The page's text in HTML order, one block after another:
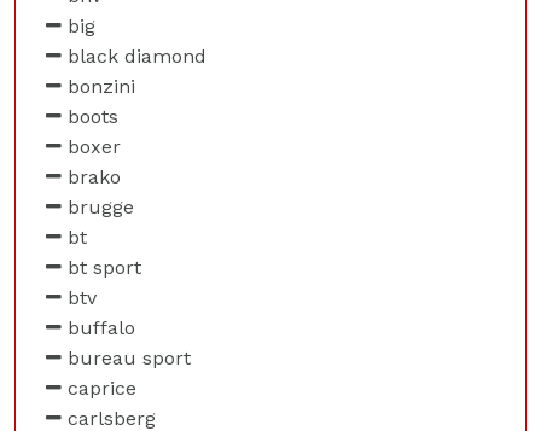
big
black diamond
bonzini
boots
boxer
brako
brugge
bt
bt sport
btv
buffalo
bureau sport
caprice
carlsberg